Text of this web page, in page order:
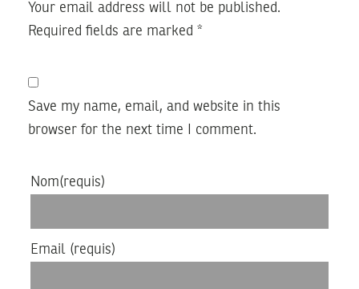
Your email address will not be published.
Required fields are marked *
Save my name, email, and website in this
browser for the next time I comment.
Nom(requis)
Email (requis)